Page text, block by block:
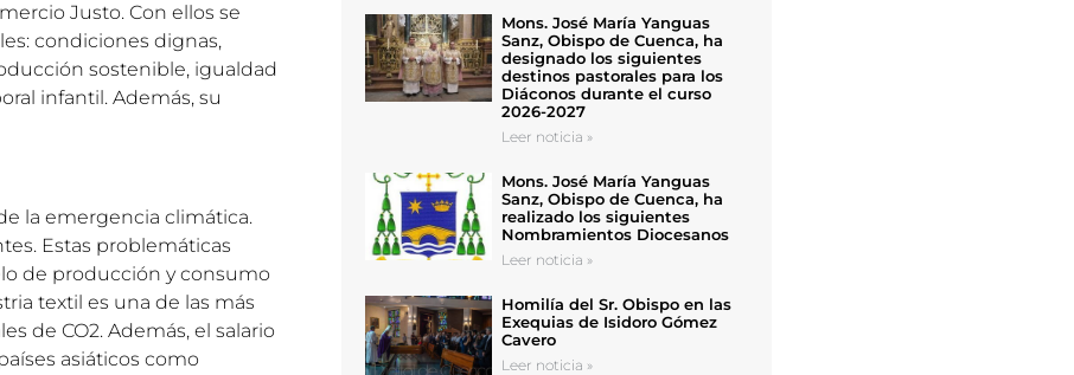
Justo. Con ellos se
condiciones dignas,
sostenible, igualdad
infantil. Además, su
la emergencia climática.
Estas problemáticas
de producción y consumo
textil es una de las más
de CO2. Además, el salario
asiáticos como
Mons. José María Yanguas
Sanz, Obispo de Cuenca, ha
designado los siguientes
destinos pastorales para los
Diáconos durante el curso
2026-2027
Leer noticia »
Mons. José María Yanguas
Sanz, Obispo de Cuenca, ha
realizado los siguientes
Nombramientos Diocesanos
Leer noticia »
Homilía del Sr. Obispo en las
Exequias de Isidoro Gómez
Cavero
Leer noticia »